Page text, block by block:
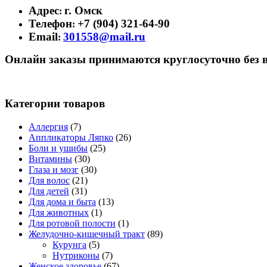
Адрес: г. Омск
Телефон: +7 (904) 321-64-90
Email: 301558@mail.ru
Онлайн заказы принимаются круглосуточно без
Категории товаров
Аллергия (7)
Аппликаторы Ляпко (26)
Боли и ушибы (25)
Витамины (30)
Глаза и мозг (30)
Для волос (21)
Для детей (31)
Для дома и быта (13)
Для животных (1)
Для ротовой полости (1)
Желудочно-кишечный тракт (89)
Курунга (5)
Нутриконы (7)